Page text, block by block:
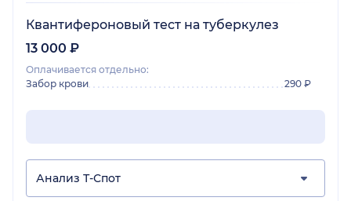
Квантифероновый тест на туберкулез
13 000 ₽
Оплачивается отдельно:
Забор крови
290 ₽
Анализ Т-Спот